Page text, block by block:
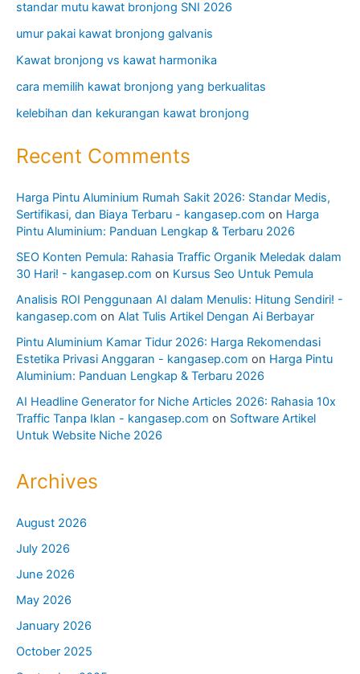
October 2025
August 2025
July 2025
Categories
APK
arang briket
Bronjong Kawat
Jendela Aluminium
Jendela Sliding
Kusen Aluminium
Pintu Aluminium
Pintu Kaca
Pintu Sliding
SEO
Uncategorized